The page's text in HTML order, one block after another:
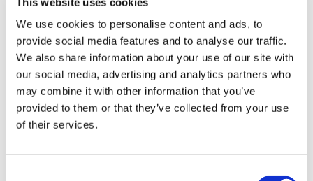
We use cookies to personalise content and ads, to
provide social media features and to analyse our traffic.
We also share information about your use of our site with
our social media, advertising and analytics partners who
may combine it with other information that you’ve
provided to them or that they’ve collected from your use
of their services.
Espagne
L'ISOLANTE K-FLEX UK Ltd-GB
Formulaire de demande d'informations
La demande d'informations par le biais des
pages du site web/e-mail est soumise à l'envoi
de données personnelles par l'utilisateur/visiteur,
indispensable pour les finalités liées à la gestion